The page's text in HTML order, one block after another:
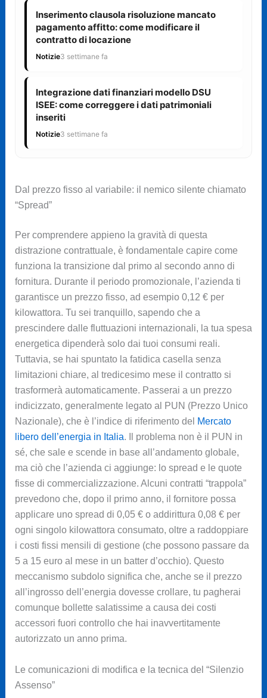
Inserimento clausola risoluzione mancato
pagamento affitto: come modificare il
contratto di locazione
Notizie3 settimane fa
Integrazione dati finanziari modello DSU
ISEE: come correggere i dati patrimoniali
inseriti
Notizie3 settimane fa
Dal prezzo fisso al variabile: il nemico silente chiamato
“Spread”
Per comprendere appieno la gravità di questa
distrazione contrattuale, è fondamentale capire come
funziona la transizione dal primo al secondo anno di
fornitura. Durante il periodo promozionale, l’azienda ti
garantisce un prezzo fisso, ad esempio 0,12 € per
kilowattora. Tu sei tranquillo, sapendo che a
prescindere dalle fluttuazioni internazionali, la tua spesa
energetica dipenderà solo dai tuoi consumi reali.
Tuttavia, se hai spuntato la fatidica casella senza
limitazioni chiare, al tredicesimo mese il contratto si
trasformerà automaticamente. Passerai a un prezzo
indicizzato, generalmente legato al PUN (Prezzo Unico
Nazionale), che è l’indice di riferimento del
Mercato
libero dell’energia in Italia. Il problema non è il PUN in
sé, che sale e scende in base all’andamento globale,
ma ciò che l’azienda ci aggiunge: lo spread e le quote
fisse di commercializzazione. Alcuni contratti “trappola”
prevedono che, dopo il primo anno, il fornitore possa
applicare uno spread di 0,05 € o addirittura 0,08 € per
ogni singolo kilowattora consumato, oltre a raddoppiare
i costi fissi mensili di gestione (che possono passare da
5 a 15 euro al mese in un batter d’occhio). Questo
meccanismo subdolo significa che, anche se il prezzo
all’ingrosso dell’energia dovesse crollare, tu pagherai
comunque bollette salatissime a causa dei costi
accessori fuori controllo che hai inavvertitamente
autorizzato un anno prima.
Le comunicazioni di modifica e la tecnica del “Silenzio
Assenso”